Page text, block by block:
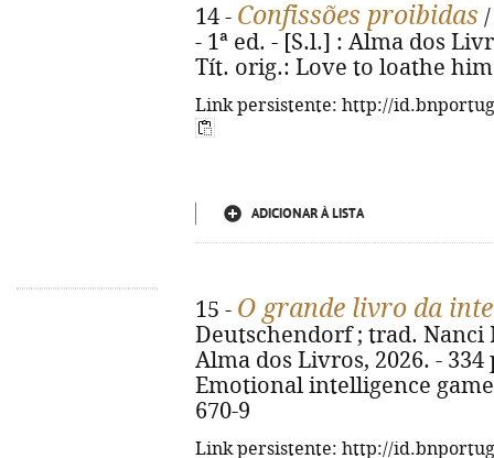
14 - Confissões proibidas
- 1ª ed. - [S.l.] : Alma dos
Tít. orig.: Love to loathe him.
Link persistente: http://
ADICIONAR À LISTA
15 - O grande livro da
Deutschendorf ; trad. Nanci
Alma dos Livros, 2026. -
Emotional intelligence game
670-9
Link persistente: http://